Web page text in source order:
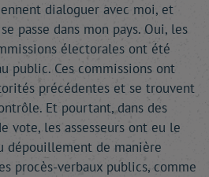
dialoguer avec moi, et
passe dans mon pays. Oui, les
électorales ont été
public. Ces commissions ont
précédentes et se trouvent
Et pourtant, dans des
vote, les assesseurs ont eu le
dépouillement de manière
procès-verbaux publics, comme